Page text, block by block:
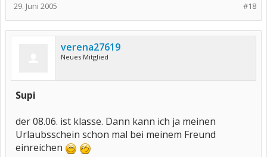
#18
29. Juni 2005
verena27619
Neues Mitglied
Supi
der 08.06. ist klasse. Dann kann ich ja meinen
Urlaubsschein schon mal bei meinem Freund
einreichen